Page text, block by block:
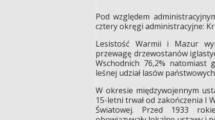
Pod względem
cztery okręgi administracyjne:
Lesistość Warmii i Mazur
przewagę drzewostanów
Wschodnich 76,2% natomiast
leśnej udział lasów
W okresie międzywojennym
15-letni trwał od zakończenia I
Światowej. Przed 1933